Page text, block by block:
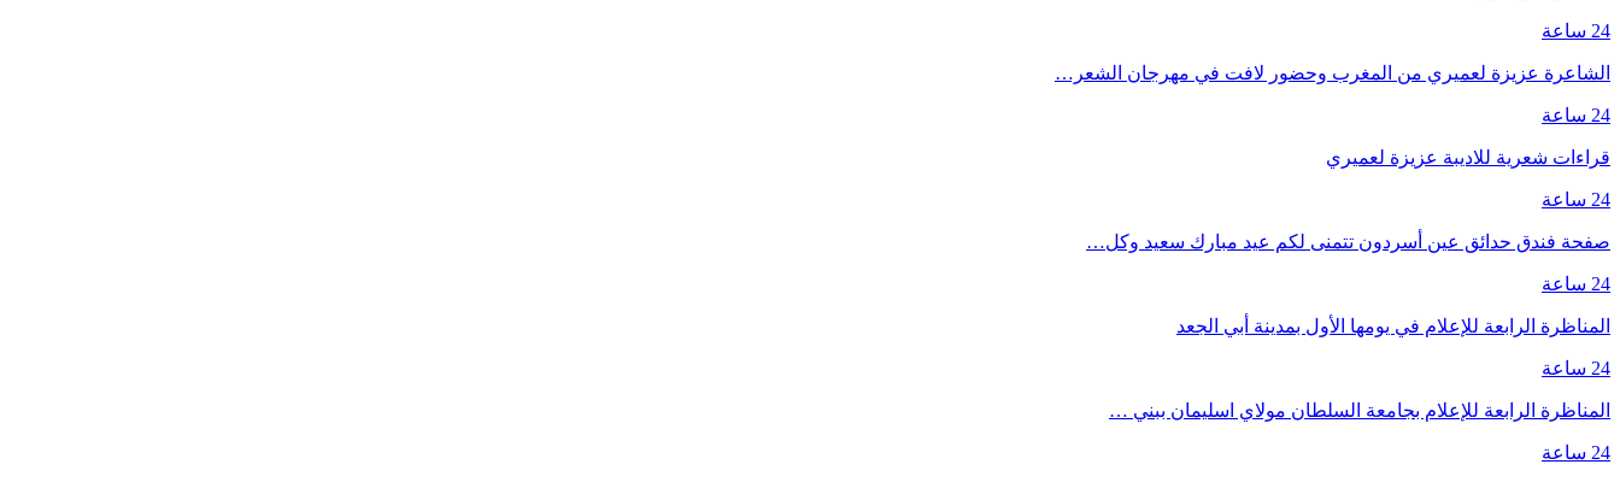
24 ساعة
الشاعرة عزيزة لعميري من المغرب وحضور لافت في مهرجان الشعر…
24 ساعة
قراءات شعرية للاديبة عزيزة لعميري
24 ساعة
صفحة فندق حدائق عين أسردون تتمنى لكم عيد مبارك سعيد وكل…
24 ساعة
المناظرة الرابعة للإعلام في يومها الأول بمدينة أبي الجعد
24 ساعة
المناظرة الرابعة للإعلام بجامعة السلطان مولاي اسليمان ببني …
24 ساعة